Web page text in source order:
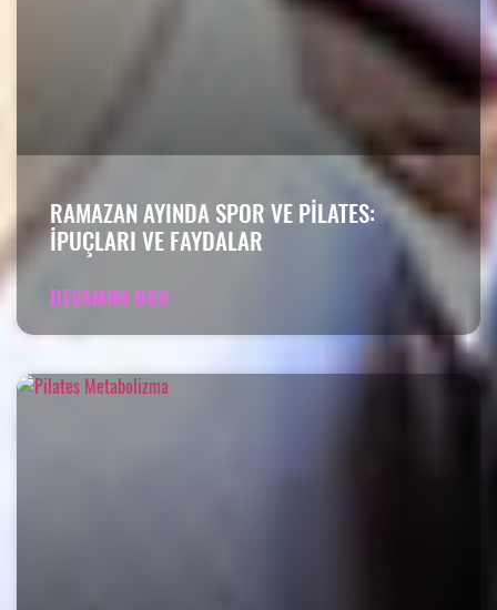
RAMAZAN AYINDA SPOR VE PILATES:
İPUÇLARI VE FAYDALAR
DEVAMINI OKU